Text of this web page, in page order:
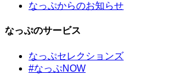
なっぷからのお知らせ
なっぷのサービス
なっぷセレクションズ
#なっぷNOW